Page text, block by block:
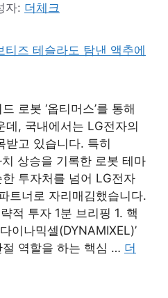
자: 더체크
로봇 ‘옵티머스’를 통해
데, 국내에서는 LG전자의
받고 있습니다. 특히
상승을 기록한 로봇 테마
투자처를 넘어 LG전자
트너로 자리매김했습니다.
적 투자 1분 브리핑 1. 핵
이나믹셀(DYNAMIXEL)’
역할을 하는 핵심 … 더